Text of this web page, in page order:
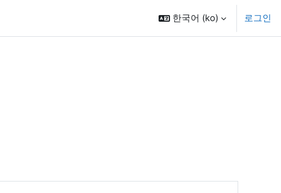
한국어 ‎(ko)‎ 로그인